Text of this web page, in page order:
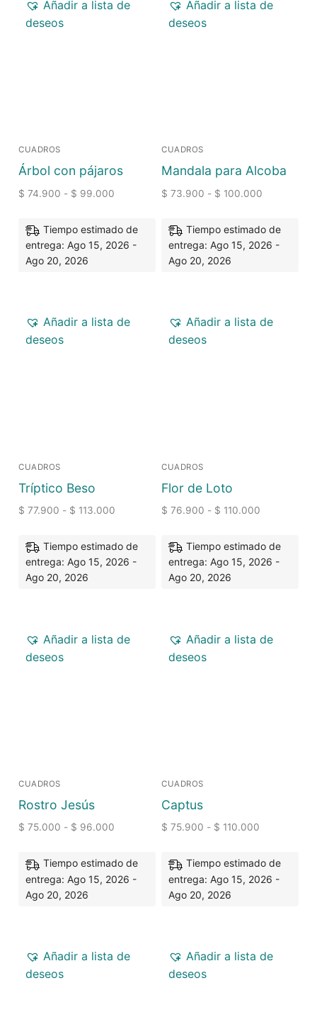
Añadir a lista de
deseos
CUADROS
Árbol con pájaros
$ 74.900 - $ 99.000
Tiempo estimado de
entrega: Ago 15, 2026 -
Ago 20, 2026
Añadir a lista de
deseos
CUADROS
Mandala para Alcoba
$ 73.900 - $ 100.000
Tiempo estimado de
entrega: Ago 15, 2026 -
Ago 20, 2026
Añadir a lista de
deseos
CUADROS
Tríptico Beso
$ 77.900 - $ 113.000
Tiempo estimado de
entrega: Ago 15, 2026 -
Ago 20, 2026
Añadir a lista de
deseos
CUADROS
Flor de Loto
$ 76.900 - $ 110.000
Tiempo estimado de
entrega: Ago 15, 2026 -
Ago 20, 2026
Añadir a lista de
deseos
CUADROS
Rostro Jesús
$ 75.000 - $ 96.000
Tiempo estimado de
entrega: Ago 15, 2026 -
Ago 20, 2026
Añadir a lista de
deseos
CUADROS
Captus
$ 75.900 - $ 110.000
Tiempo estimado de
entrega: Ago 15, 2026 -
Ago 20, 2026
Añadir a lista de
deseos
Añadir a lista de
deseos